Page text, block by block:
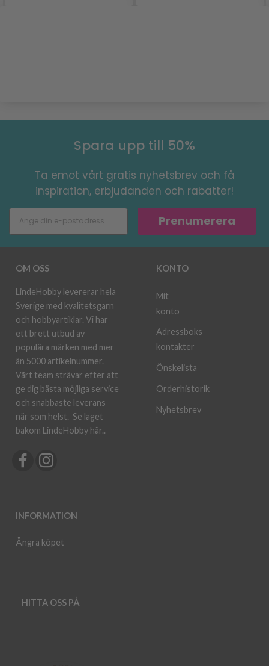
Spara upp till 50%
Ta emot vårt gratis nyhetsbrev och få
inspiration, erbjudanden och rabatter!
Prenumerera
OM OSS
LindeHobby levererar hela
Sverige med kvalitetsgarn
och hobbyartiklar. Vi har
ett brett utbud av
populära märken med mer
än 5000 artikelnummer.
Vårt team strävar efter att
ge dig bästa möjliga service
och snabbaste leverans
när som helst. Se laget
bakom LindeHobby här..
INFORMATION
Ångra köpet
KONTO
Mit
konto
Adressboks
kontakter
Önskelista
Orderhistorik
Nyhetsbrev
HITTA OSS PÅ